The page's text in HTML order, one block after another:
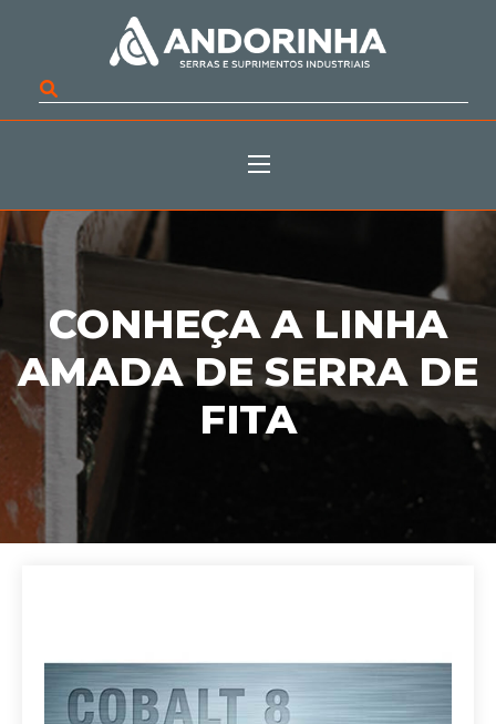
CONHEÇA A LINHA
AMADA DE SERRA DE
FITA